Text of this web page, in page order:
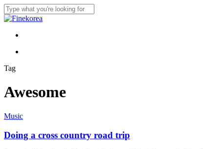
Skip
to
content
Close
Menu
Tag
Awesome
Music
Doing a cross country road trip